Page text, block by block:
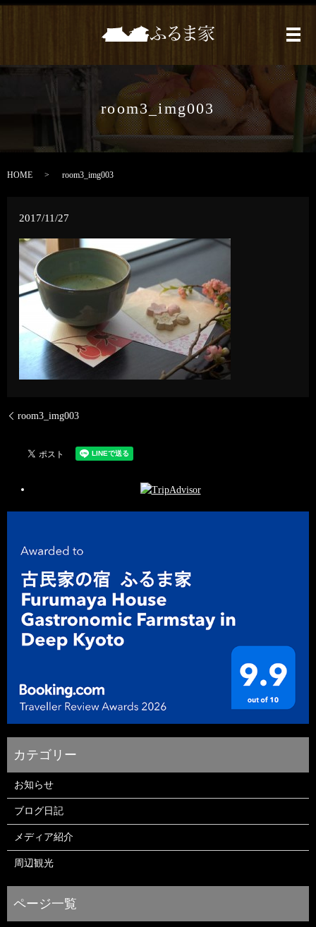
メ
room3_img003
HOME room3_img003
2017/11/27
room3_img003
お知らせ
ブログ日記
メディア紹介
周辺観光